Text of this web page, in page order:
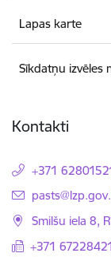
Lapas karte
Sīkdatņu izvēles
Kontakti
+371
E-pasts:
Smilšu iela 8,
+371 67228421